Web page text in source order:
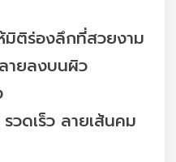
ติร่องลึกที่สวยงาม
ยลงบนผิว
รวดเร็ว ลายเส้นคม